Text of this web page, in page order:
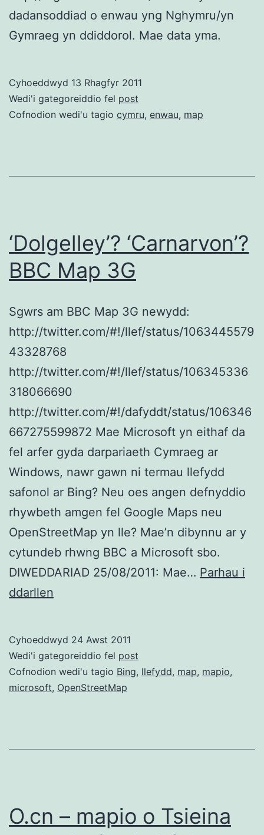
dadansoddiad o enwau yng Nghymru/yn
Gymraeg yn ddiddorol. Mae data yma.
Cyhoeddwyd 13 Rhagfyr 2011
Wedi'i gategoreiddio fel post
Cofnodion wedi'u tagio cymru, enwau, map
‘Dolgelley’? ‘Carnarvon’?
BBC Map 3G
Sgwrs am BBC Map 3G newydd:
http://twitter.com/#!/llef/status/1063445579
43328768
http://twitter.com/#!/llef/status/106345336
318066690
http://twitter.com/#!/dafyddt/status/106346
667275599872 Mae Microsoft yn eithaf da
fel arfer gyda darpariaeth Cymraeg ar
Windows, nawr gawn ni termau llefydd
safonol ar Bing? Neu oes angen defnyddio
rhywbeth amgen fel Google Maps neu
OpenStreetMap yn lle? Mae’n dibynnu ar y
cytundeb rhwng BBC a Microsoft sbo.
DIWEDDARIAD 25/08/2011: Mae… Parhau i
ddarllen
Map
3G
Cyhoeddwyd 24 Awst 2011
Wedi'i gategoreiddio fel post
Cofnodion wedi'u tagio Bing, llefydd, map, mapio,
microsoft, OpenStreetMap
O.cn – mapio o Tsieina